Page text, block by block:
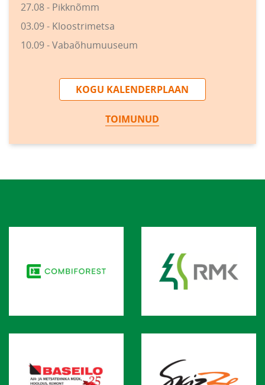
27.08 - Pikknõmm
03.09 - Kloostrimetsa
10.09 - Vabaõhumuuseum
KOGU KALENDERPLAAN
TOIMUNUD